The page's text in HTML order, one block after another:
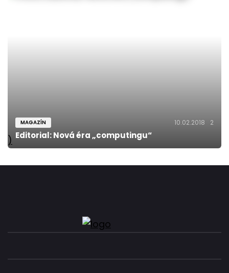
)
MAGAZÍN 10.02.2018 2
Editorial: Nová éra „computingu“